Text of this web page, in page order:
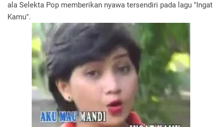
ala Selekta Pop memberikan nyawa tersendiri pada lagu "Ingat
Kamu".